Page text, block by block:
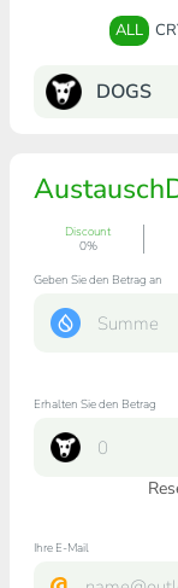
ALL
DOGS
Discount
0%
Geben Sie den Betrag an
Erhalten Sie den Betrag
Ihre E-Mail